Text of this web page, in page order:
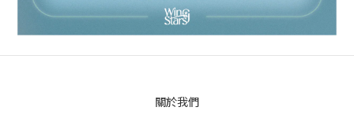
關於我們